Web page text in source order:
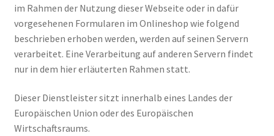
Impronta
Informações sobre o envio e formas de pagamento
Infos zu Versand und Bezahlmethoden
im Rahmen der Nutzung dieser Webseite oder in dafür
vorgesehenen Formularen im Onlineshop wie folgend
beschrieben erhoben werden, werden auf seinen Servern
verarbeitet. Eine Verarbeitung auf anderen Servern findet
nur in dem hier erläuterten Rahmen statt.
Dieser Dienstleister sitzt innerhalb eines Landes der
Europäischen Union oder des Europäischen
Wirtschaftsraums.